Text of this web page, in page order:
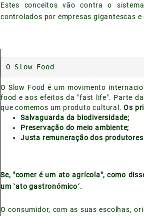
Estes conceitos vão contra o
controlados por empresas gigantescas
O Slow Food
O Slow Food é um movimento
food e aos efeitos da "fast life". Parte
que comemos um produto cultural.Os
Salvaguarda da biodiversidade;
Preservação do meio ambiente;
Justa remuneração dos
Se, "comer é um ato agrícola", como
um `ato gastronómico´.
O consumidor, com as suas escolhas,